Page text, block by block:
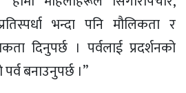
भन्दा पनि मौलिकता र
दिनुपर्छ । पर्वलाई प्रदर्शनको
बनाउनुपर्छ ।”